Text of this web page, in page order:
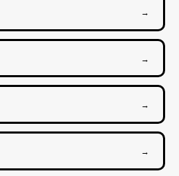
→
→
→
→